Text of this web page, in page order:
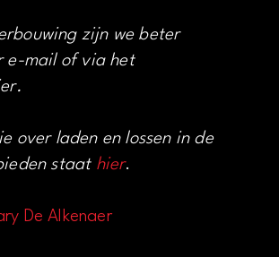
zijn we beter
e-mail of via het
over laden en lossen in de
staat hier.
De Alkenaer